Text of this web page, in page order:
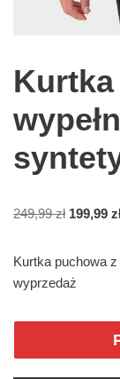
249,99zł 199,99
Kurtka puchowa
wyprzedaż